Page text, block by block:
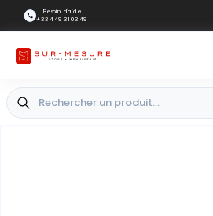
Besoin d'aide
+33 4 49 31 03 49